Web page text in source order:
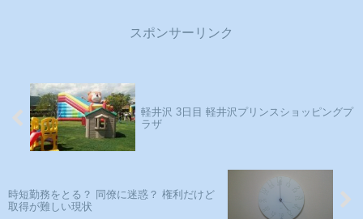
スポンサーリンク
軽井沢 3日目 軽井沢プリンスショッピングプ
ラザ
時短勤務をとる？ 同僚に迷惑？ 権利だけど
取得が難しい現状